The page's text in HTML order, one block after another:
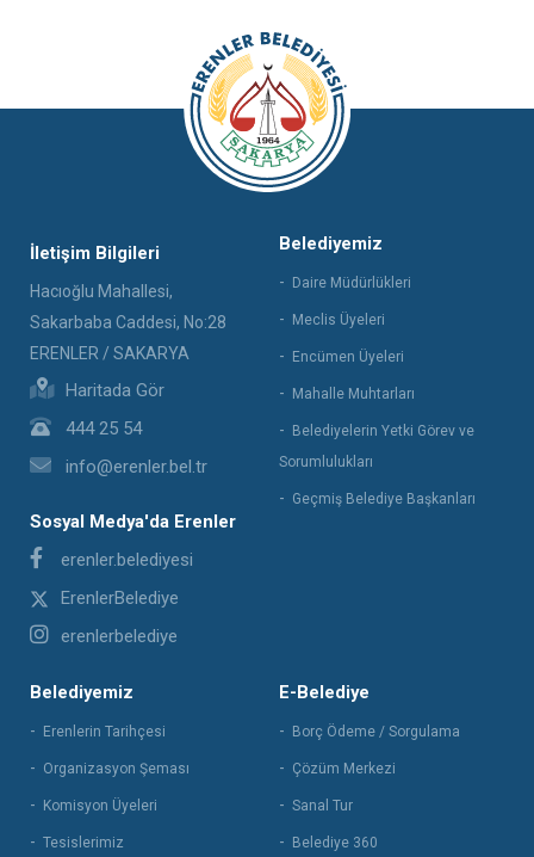
İletişim Bilgileri
Hacıoğlu Mahallesi,
Sakarbaba Caddesi, No:28
ERENLER / SAKARYA
Haritada Gör
444 25 54
info@erenler.bel.tr
Sosyal Medya'da Erenler
erenler.belediyesi
ErenlerBelediye
erenlerbelediye
Belediyemiz
Daire Müdürlükleri
Meclis Üyeleri
Encümen Üyeleri
Mahalle Muhtarları
Belediyelerin Yetki Görev ve
Sorumlulukları
Geçmiş Belediye Başkanları
Belediyemiz
Erenlerin Tarihçesi
Organizasyon Şeması
Komisyon Üyeleri
Tesislerimiz
E-Belediye
Borç Ödeme / Sorgulama
Çözüm Merkezi
Sanal Tur
Belediye 360